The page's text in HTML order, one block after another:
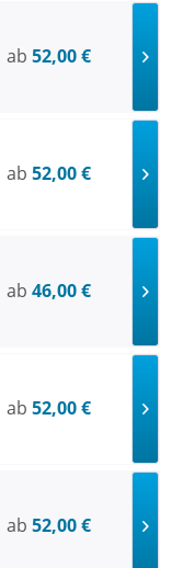
ab 52,00 €
ab 52,00 €
ab 46,00 €
ab 52,00 €
ab 52,00 €